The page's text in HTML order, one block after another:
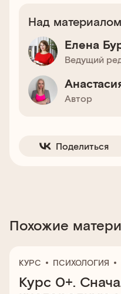
Над
Елена
Ведущий
Автор
Поделиться
Похожие
КУРС ПСИХОЛОГИЯ
Курс 0+.